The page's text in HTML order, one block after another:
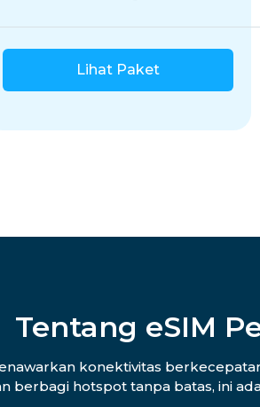
Lihat Paket
Tentang eSIM
konektivitas
berbagi hotspot tanpa batas, ini